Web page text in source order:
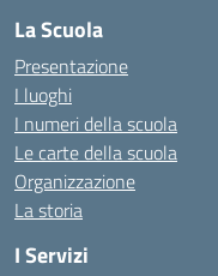
La Scuola
Presentazione
I luoghi
I numeri della scuola
Le carte della scuola
Organizzazione
La storia
I Servizi